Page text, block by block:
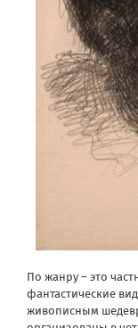
По жанру – это
фантастические
живописным